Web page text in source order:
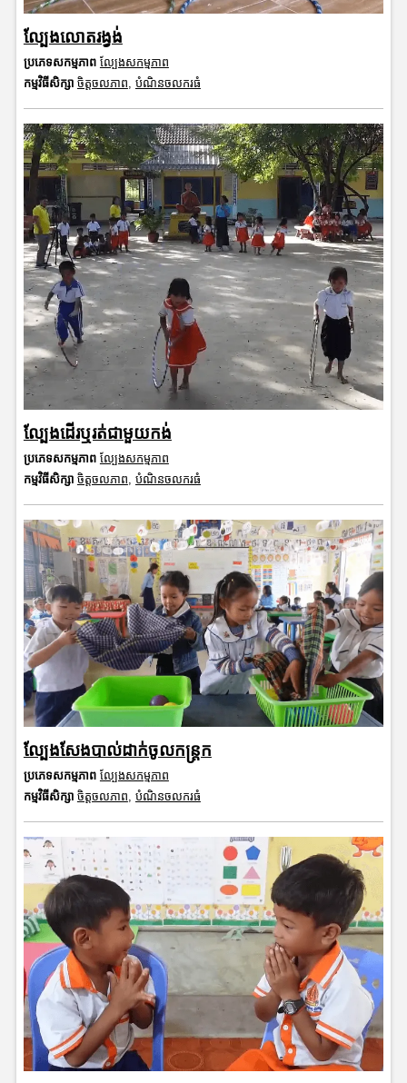
ល្បែងលោតរង្វង់
ប្រភេទសកម្មភាព ល្បែងសកម្មភាព
កម្មវិធីសិក្សា ចិត្តចលភាព, បំណិនចលករធំ
ល្បែងដើរឬរត់ជាមួយកង់
ប្រភេទសកម្មភាព ល្បែងសកម្មភាព
កម្មវិធីសិក្សា ចិត្តចលភាព បំណិនចលករធំ
ល្បែងសែងបាល់ដាក់ចូលកន្ត្រក
ប្រភេទសកម្មភាព ល្បែងសកម្មភាព
កម្មវិធីសិក្សា ចិត្តចលភាព បំណិនចលករធំ